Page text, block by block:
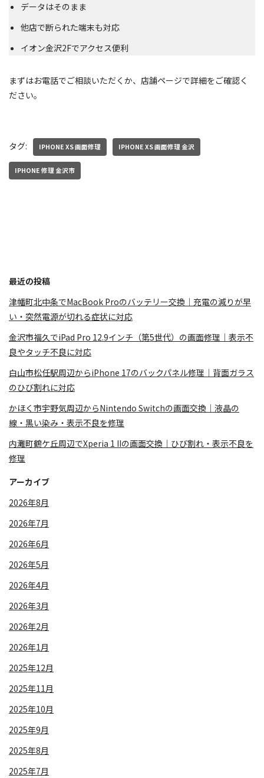
データはそのまま
他店で断られた端末も対応
イオン金沢2Fでアクセス便利
まずはお電話でご相談いただくか、店舗ページで詳細をご確認く
ださい。
タグ: IPHONE XS 画面修理 IPHONE XS 画面修理 金沢
IPHONE 修理 金沢市
最近の投稿
津幡町北中条でMacBook Proのバッテリー交換｜充電の減りが早
い・突然電源が切れる症状に対応
金沢市福久でiPad Pro 12.9インチ（第5世代）の画面修理｜表示不
良やタッチ不良に対応
白山市松任駅周辺からiPhone 17のバックパネル修理｜背面ガラス
のひび割れに対応
かほく市宇野気周辺からNintendo Switchの画面交換｜液晶の
線・黒い染み・表示不良を修理
内灘町鶴ケ丘周辺でXperia 1 IIの画面交換｜ひび割れ・表示不良を
修理
アーカイブ
2026年8月
2026年7月
2026年6月
2026年5月
2026年4月
2026年3月
2026年2月
2026年1月
2025年12月
2025年11月
2025年10月
2025年9月
2025年8月
2025年7月